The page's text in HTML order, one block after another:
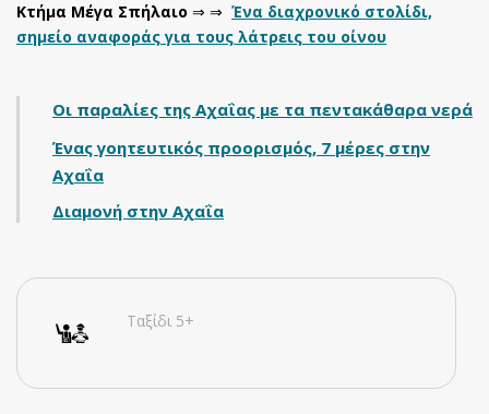
Κτήμα Μέγα Σπήλαιο ⇒ ⇒ Ένα διαχρονικό στολίδι,
σημείο αναφοράς για τους λάτρεις του οίνου
Οι παραλίες της Αχαΐας με τα πεντακάθαρα νερά
Ένας γοητευτικός προορισμός, 7 μέρες στην
Αχαΐα
Διαμονή στην Αχαΐα
Ταξίδι 5+